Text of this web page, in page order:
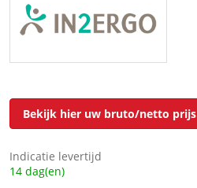
Bekijk hier uw bruto/netto prijs
Indicatie levertijd
14 dag(en)